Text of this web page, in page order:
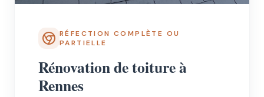
RÉFECTION COMPLÈTE OU
PARTIELLE
Rénovation de toiture à
Rennes